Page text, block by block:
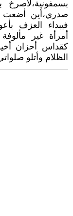
صدري،أين أضعت
فيبداء العزف
أمرأة غير
كقداس أحزان
الظلام وأتلو